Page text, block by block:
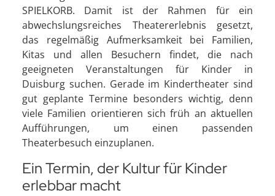
SPIELKORB. Damit ist der Rahmen für ein
abwechslungsreiches Theatererlebnis gesetzt,
das regelmäßig Aufmerksamkeit bei Familien,
Kitas und allen Besuchern findet, die nach
geeigneten Veranstaltungen für Kinder in
Duisburg suchen. Gerade im Kindertheater sind
gut geplante Termine besonders wichtig, denn
viele Familien orientieren sich früh an aktuellen
Aufführungen, um einen passenden
Theaterbesuch einzuplanen.
Ein Termin, der Kultur für Kinder
erlebbar macht